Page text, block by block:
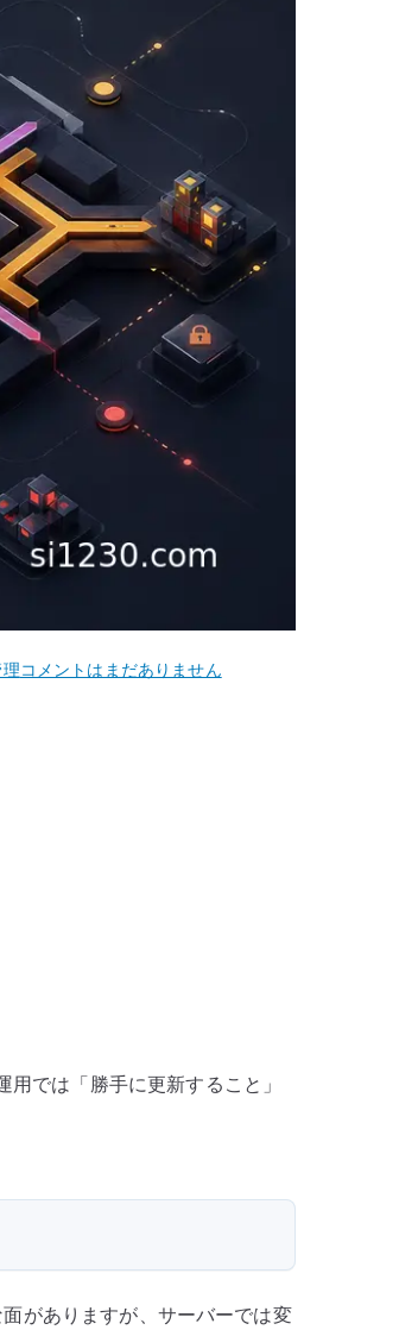
CentOS
を
う
コメントはまだありません
では「勝手に更新すること」
がありますが、サーバーでは変